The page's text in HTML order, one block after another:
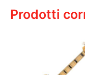
Prodotti